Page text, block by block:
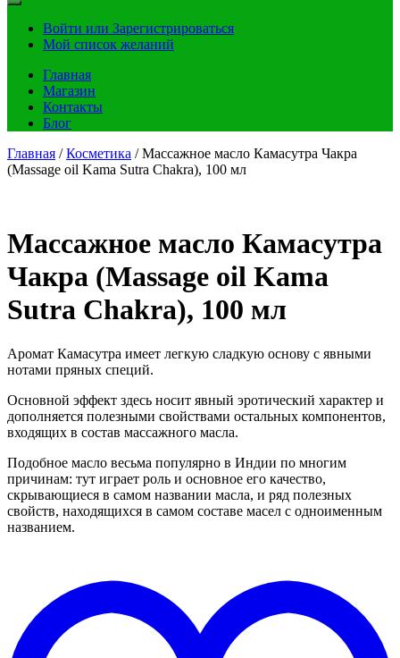
Войти или Зарегистрироваться
Мой список желаний
Главная
Магазин
Контакты
Блог
Главная /Косметика / Массажное масло Камасутра Чакра
(Massage oil Kama Sutra Chakra), 100 мл
Массажное масло Камасутра
Чакра (Massage oil Kama
Sutra Chakra), 100 мл
Аромат Камасутра имеет легкую сладкую основу с явными
нотами пряных специй.
Основной эффект здесь носит явный эротический характер и
дополняется полезными свойствами остальных компонентов,
входящих в состав массажного масла.
Подобное масло весьма популярно в Индии по многим
причинам: тут играет роль и основное его качество,
скрывающиеся в самом названии масла, и ряд полезных
свойств, находящихся в самом составе масел с одноименным
названием.